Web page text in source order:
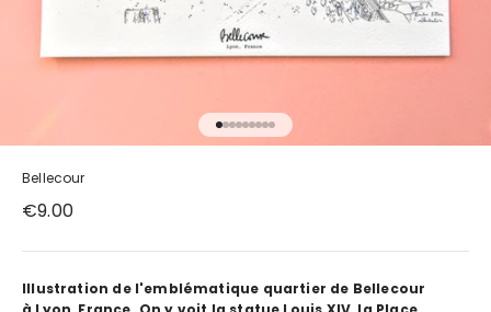
Aller à l'élément 1
Aller à l'élément 2
Aller à l'élément 3
Aller à l'élément 4
Aller à l'élément 5
Aller à l'élément 6
Aller à l'élément 7
Aller à l'élément 8
Aller à l'élément 9
Bellecour
Prix de vente
€9.00
Illustration de l'emblématique quartier de Bellecour